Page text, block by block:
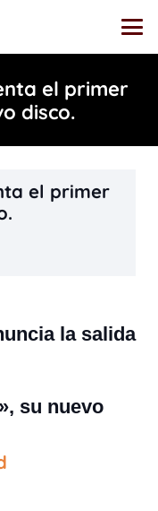
el primer
disco.
el primer
la salida
su nuevo